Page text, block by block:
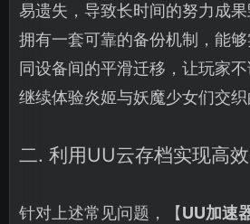
易遗失，导致长时间的努力成果
拥有一套可靠的备份机制，能
同设备间的平滑迁移，让玩家
继续体验炎姬与妖魔少女们交织
二. 利用UU云存档实现高
针对上述常见问题，【UU加速